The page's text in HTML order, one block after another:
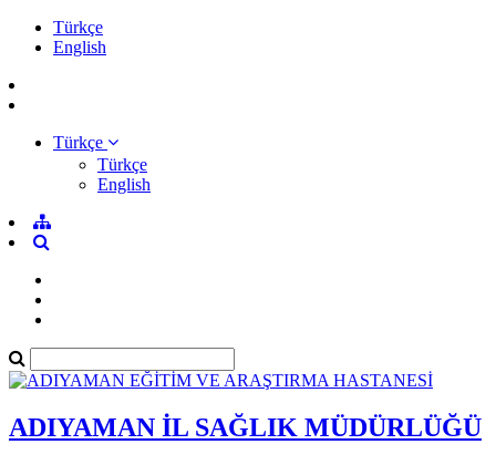
Türkçe
English
Türkçe
Türkçe
English
ADIYAMAN İL SAĞLIK MÜDÜRLÜĞÜ